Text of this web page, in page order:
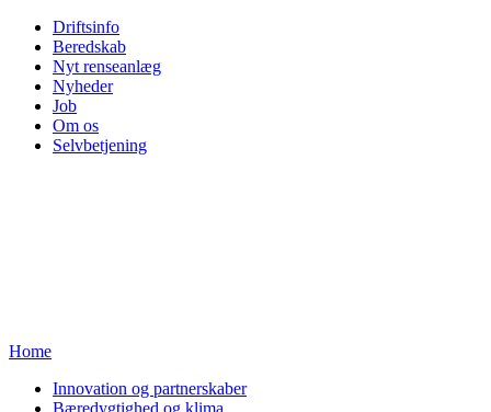
Driftsinfo
Beredskab
Nyt renseanlæg
Nyheder
Job
Om os
Selvbetjening
Home
Innovation og partnerskaber
Bæredygtighed og klima